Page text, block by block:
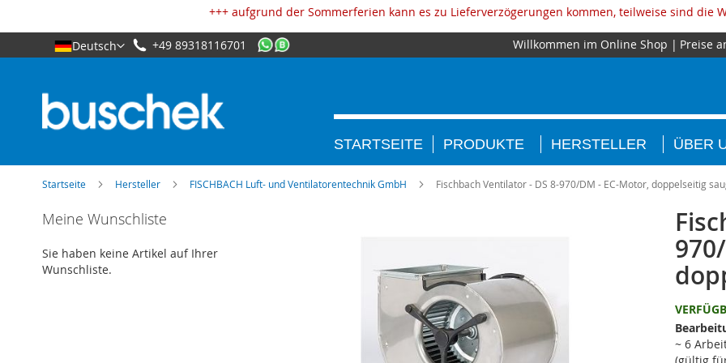
+++ aufgrund der Sommerferien kann es zu Lieferverzögerungen kommen, teilweise sind die
Deutsch Willkommen im Online Shop Preise
+49 89318116701
STARTSEITE PRODUKTE HERSTELLER ÜBER
Startseite Hersteller FISCHBACH Luft- und Ventilatorentechnik GmbH Fischbach Ventilator - DS 8-970/DM - EC-Motor, doppelseitig
~ 6
Meine Wunschliste
Sie haben keine Artikel auf Ihrer
Wunschliste.